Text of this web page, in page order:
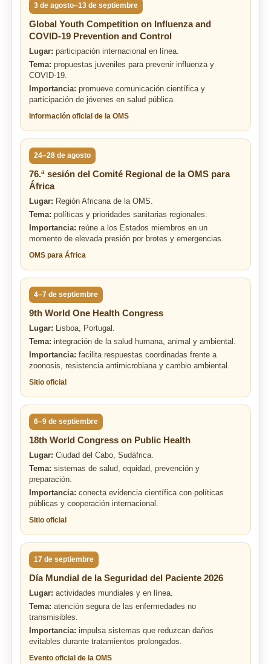
3 de agosto–13 de septiembre
Global Youth Competition on Influenza and
COVID-19 Prevention and Control
Lugar: participación internacional en línea.
Tema: propuestas juveniles para prevenir influenza y
COVID-19.
Importancia: promueve comunicación científica y
participación de jóvenes en salud pública.
Información oficial de la OMS
24–28 de agosto
76.ª sesión del Comité Regional de la OMS para
África
Lugar: Región Africana de la OMS.
Tema: políticas y prioridades sanitarias regionales.
Importancia: reúne a los Estados miembros en un
momento de elevada presión por brotes y emergencias.
OMS para África
4–7 de septiembre
9th World One Health Congress
Lugar: Lisboa, Portugal.
Tema: integración de la salud humana, animal y ambiental.
Importancia: facilita respuestas coordinadas frente a
zoonosis, resistencia antimicrobiana y cambio ambiental.
Sitio oficial
6–9 de septiembre
18th World Congress on Public Health
Lugar: Ciudad del Cabo, Sudáfrica.
Tema: sistemas de salud, equidad, prevención y
preparación.
Importancia: conecta evidencia científica con políticas
públicas y cooperación internacional.
Sitio oficial
17 de septiembre
Día Mundial de la Seguridad del Paciente 2026
Lugar: actividades mundiales y en línea.
Tema: atención segura de las enfermedades no
transmisibles.
Importancia: impulsa sistemas que reduzcan daños
evitables durante tratamientos prolongados.
Evento oficial de la OMS